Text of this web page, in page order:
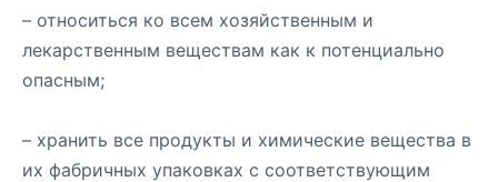
– относиться ко всем хозяйственным и
лекарственным веществам как к потенциально
опасным;
– хранить все продукты и химические вещества в
их фабричных упаковках с соответствующим